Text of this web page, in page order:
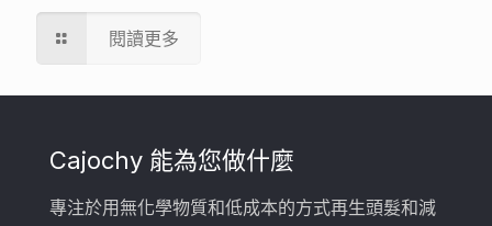
閱讀更多
Cajochy 能為您做什麼
專注於用無化學物質和低成本的方式再生頭髮和減